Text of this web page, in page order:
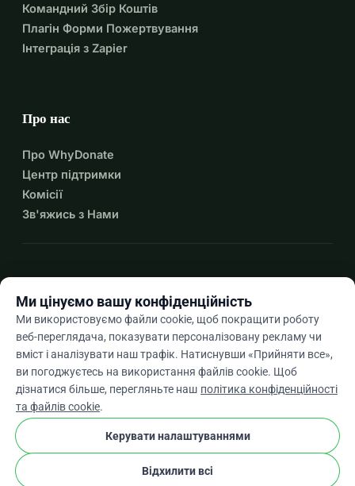
Командний Збір Коштів
Плагін Форми Пожертвування
Інтеграція з Zapier
Про нас
Про WhyDonate
Центр підтримки
Комісії
Зв'яжись з Нами
Ukarrow_drop_down
★★★★★4,9 / 5 на основі 500+ відгуків
WhyDonate
Конфіденційність і файли cookie
Умови та положення
Ми цінуємо вашу конфіденційність
Ми використовуємо файли cookie, щоб покращити роботу
веб-переглядача, показувати персоналізовану рекламу чи
вміст і аналізувати наш трафік. Натиснувши «Прийняти все»,
ви погоджуєтесь на використання файлів cookie. Щоб
дізнатися більше, перегляньте наш політика конфіденційності
та файлів cookie.
Керувати налаштуваннями
Відхилити всі